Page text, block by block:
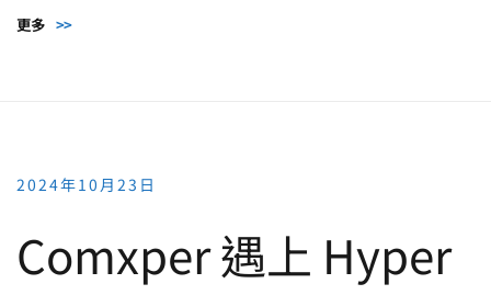
更多 >>
2024年10月23日
Comxper 遇上 Hyper